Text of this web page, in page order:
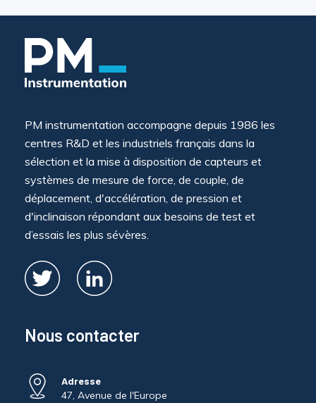
PM instrumentation accompagne depuis 1986 les
centres R&D et les industriels français dans la
sélection et la mise à disposition de capteurs et
systèmes de mesure de force, de couple, de
déplacement, d'accélération, de pression et
d'inclinaison répondant aux besoins de test et
d’essais les plus sévères.
Nous contacter
Adresse
47, Avenue de l'Europe